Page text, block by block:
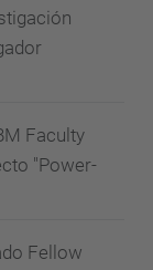
Faculty
"Power-
Fellow